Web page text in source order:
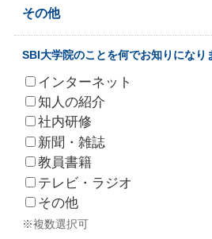
その他
SBI大学院のことを何でお知りになり
インターネット
知人の紹介
社内研修
新聞・雑誌
教員書籍
テレビ・ラジオ
その他
※複数選択可